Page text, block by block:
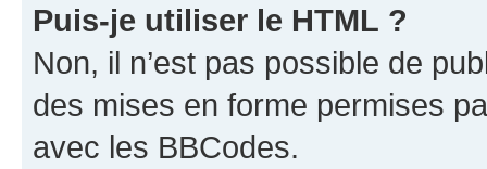
Puis-je utiliser le HTML ?
Non, il n’est pas possible de
des mises en forme permises
avec les BBCodes.